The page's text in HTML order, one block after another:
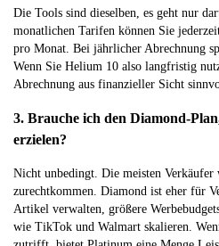
Die Tools sind dieselben, es geht nur
monatlichen Tarifen können Sie
pro Monat. Bei jährlicher Abrechnung
Wenn Sie Helium 10 also langfristig
Abrechnung aus finanzieller Sicht
3. Brauche ich den Diamond-
erzielen?
Nicht unbedingt. Die meisten
zurechtkommen. Diamond ist eher für
Artikel verwalten, größere
wie TikTok und Walmart skalieren.